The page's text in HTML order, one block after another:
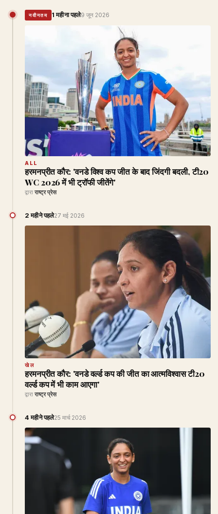
नवीनतम 1 महीना पहले9 जून 2026
ALL
हरमनप्रीत कौर: 'वनडे विश्व कप जीत के बाद जिंदगी बदली, टी20
WC 2026 में भी ट्रॉफी जीतेंगे'
द्वारा राष्ट्र प्रेस
2 महीने पहले27 मई 2026
खेल
हरमनप्रीत कौर: 'वनडे वर्ल्ड कप की जीत का आत्मविश्वास टी20
वर्ल्ड कप में भी काम आएगा'
द्वारा राष्ट्र प्रेस
4 महीने पहले25 मार्च 2026